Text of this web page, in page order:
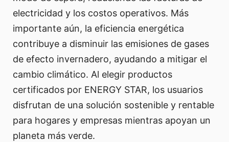
electricidad y los costos operativos. Más
importante aún, la eficiencia energética
contribuye a disminuir las emisiones de gases
de efecto invernadero, ayudando a mitigar el
cambio climático. Al elegir productos
certificados por ENERGY STAR, los usuarios
disfrutan de una solución sostenible y rentable
para hogares y empresas mientras apoyan un
planeta más verde.